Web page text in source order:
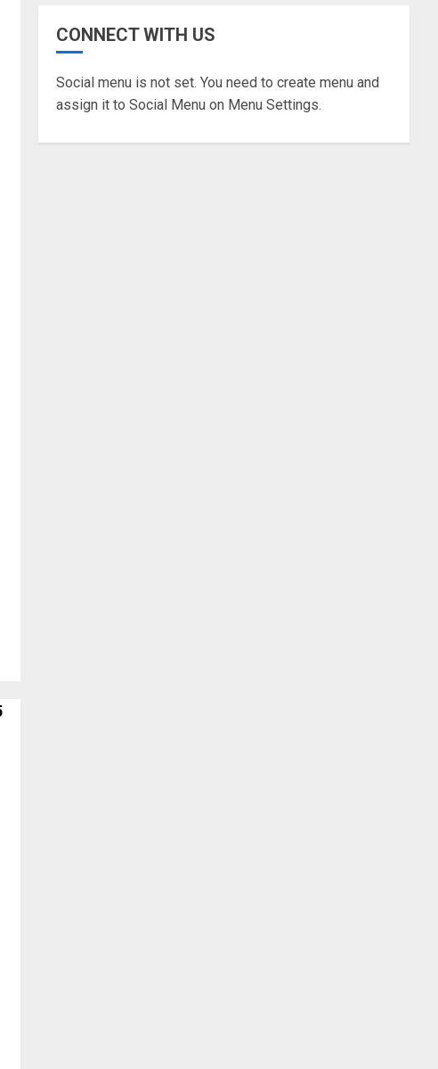
CONNECT WITH US
Social menu is not set. You need to create menu and
assign it to Social Menu on Menu Settings.